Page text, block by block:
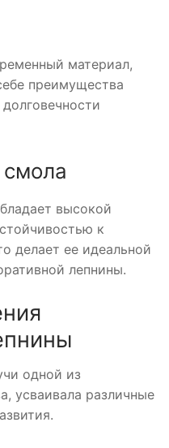
материал,
преимущества
высокой
к
делает ее идеальной
лепнины.
одной из
усваивала различные